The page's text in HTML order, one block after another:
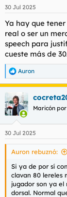
e
:
30 Jul 2025
Ya hay que
real o ser un
speech para
cueste más de
R
e
a
c
c
i
e
s
Auron
Maricón
30 Jul 2025
Auron rebuznó:
Si ya de por sí
clavan 80 lereles
jugador son ya el
dorsal. Normal